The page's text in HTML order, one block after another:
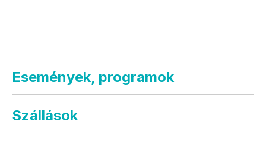
Események, programok
Szállások